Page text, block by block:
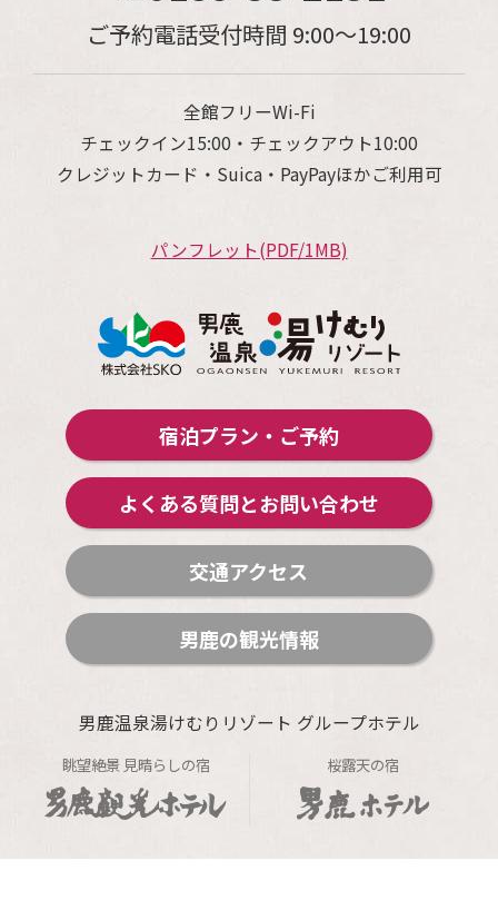
ご予約電話受付時間 9:00～19:00
全館フリーWi-Fi
チェックイン15:00・チェックアウト10:00
クレジットカード・Suica・PayPayほかご利用可
パンフレット(PDF/1MB)
宿泊プラン・ご予約
よくある質問とお問い合わせ
交通アクセス
男鹿の観光情報
男鹿温泉湯けむりリゾート グループホテル
眺望絶景 見晴らしの宿 桜露天の宿